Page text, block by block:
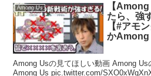
Among Us
【
たら、強
【#アモ
かAmong
Among Usの見てほしい動画 Among Us
Among Us pic.twitter.com/